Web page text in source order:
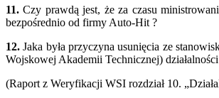
11. Czy prawdą jest, że za czasu
bezpośrednio od firmy Auto-Hit ?
12. Jaka była przyczyna usunięcia ze
Wojskowej Akademii Technicznej)
(Raport z Weryfikacji WSI rozdział 10.